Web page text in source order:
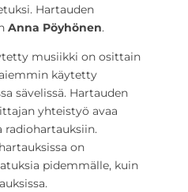
Hartauden
Anna Pöyhönen.
musiikki on osittain
käytetty
sävelissä. Hartauden
yhteistyö avaa
radiohartauksiin.
on
pidemmälle, kuin